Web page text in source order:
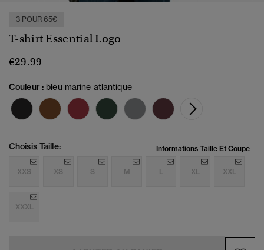
3 POUR 65€
T-shirt Essential Logo
€29.99
Couleur : bleu marine atlantique
Choisis Taille: Informations Taille Et Coupe
XXS XS S M L XL XXL
XXXL